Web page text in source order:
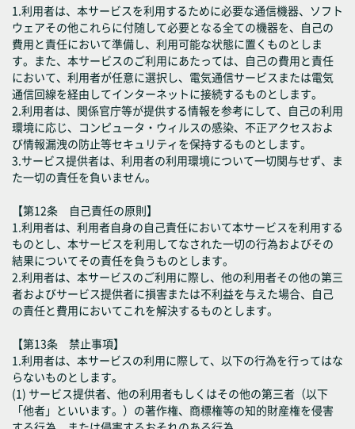
1.利用者は、本サービスを利用するために必要な通信機器、ソフト
ウェアその他これらに付随して必要となる全ての機器を、自己の
費用と責任において準備し、利用可能な状態に置くものとしま
す。また、本サービスのご利用にあたっては、自己の費用と責任
において、利用者が任意に選択し、電気通信サービスまたは電気
通信回線を経由してインターネットに接続するものとします。
2.利用者は、関係官庁等が提供する情報を参考にして、自己の利用
環境に応じ、コンピュータ・ウィルスの感染、不正アクセスおよ
び情報漏洩の防止等セキュリティを保持するものとします。
3.サービス提供者は、利用者の利用環境について一切関与せず、ま
た一切の責任を負いません。
【第12条 自己責任の原則】
1.利用者は、利用者自身の自己責任において本サービスを利用する
ものとし、本サービスを利用してなされた一切の行為およびその
結果についてその責任を負うものとします。
2.利用者は、本サービスのご利用に際し、他の利用者その他の第三
者およびサービス提供者に損害または不利益を与えた場合、自己
の責任と費用においてこれを解決するものとします。
【第13条 禁止事項】
1.利用者は、本サービスの利用に際して、以下の行為を行ってはな
らないものとします。
(1) サービス提供者、他の利用者もしくはその他の第三者（以下
「他者」といいます。）の著作権、商標権等の知的財産権を侵害